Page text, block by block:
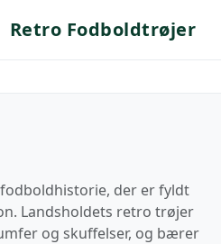
Retro Fodboldtrøjer
der er fyldt
Landsholdets retro trøjer
og skuffelser, og bærer